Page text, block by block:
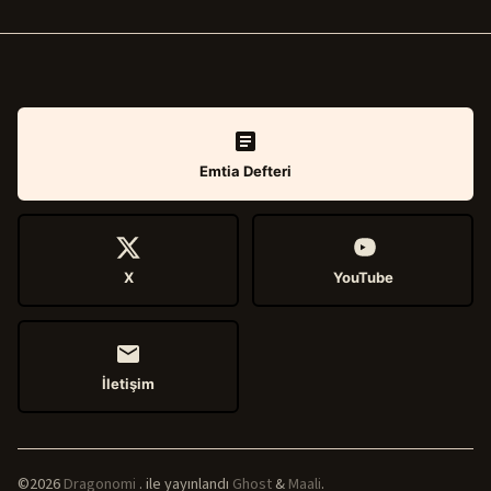
Emtia Defteri
X YouTube
İletişim
©2026Dragonomi .ile yayınlandı Ghost&Maali.